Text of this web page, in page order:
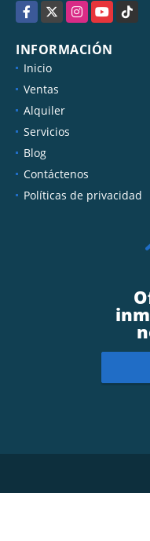
Facebook
X InstagramYouTubeTikTok
INFORMACIÓN
Inicio
Ventas
Alquiler
Servicios
Blog
Contáctenos
Políticas de privacidad